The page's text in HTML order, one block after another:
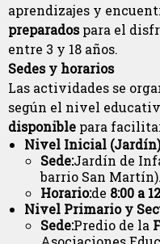
aprendizajes y
preparadospara el
entre 3 y 18 años.
Sedes y horarios
Las actividades se
según el nivel
disponible para
Nivel Inicial
Sede:Jardín de
barrio San Martín).
Horario:de 8:00 a
Nivel Primario y
Sede:Predio de la